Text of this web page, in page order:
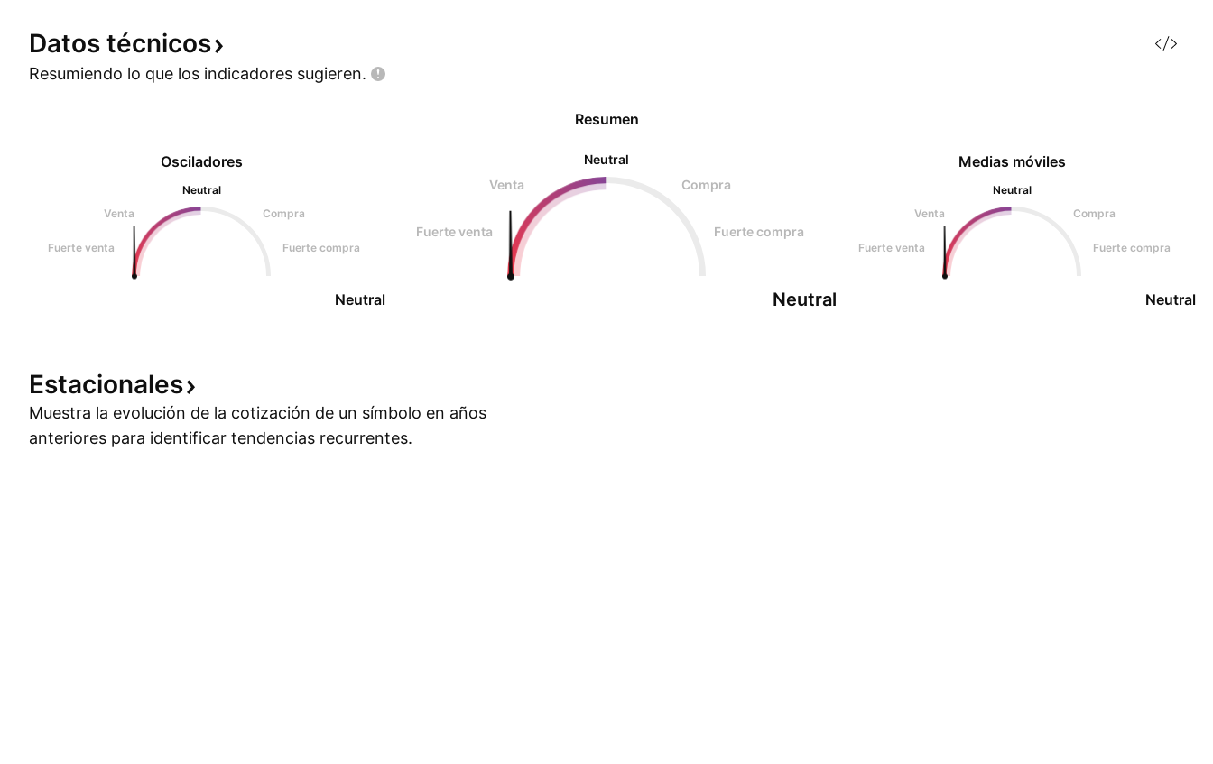
Datos técnicos
Resumiendo lo que los indicadores sugieren.
Osciladores
Neutral
Venta
Compra
Fuerte venta Fuerte compra
Neutral
Resumen
Neutral
Venta
Compra
Fuerte venta Fuerte compra
Neutral
Medias móviles
Neutral
Venta
Compra
Fuerte venta Fuerte compra
Neutral
Estacionales
Muestra la evolución de la cotización de un símbolo en años
anteriores para identificar tendencias recurrentes.